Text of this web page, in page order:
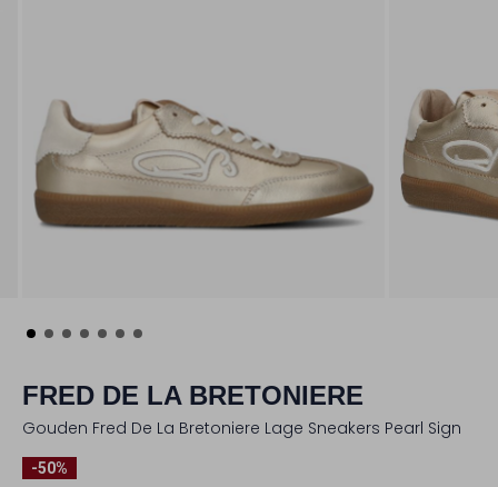
FRED DE LA BRETONIERE
Gouden Fred De La Bretoniere Lage Sneakers Pearl Sign
-50%